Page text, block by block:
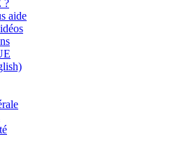
?
aide